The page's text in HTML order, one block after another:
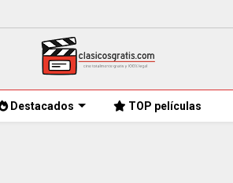
Destacados TOP películas